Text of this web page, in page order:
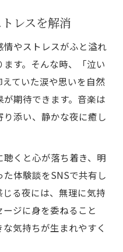
レスを解消
やストレスがふと溢れ
す。そんな時、「泣い
ていた涙や思いを自然
期待できます。音楽は
添い、静かな夜に癒し
くと心が落ち着き、明
体験談をSNSで共有し
る夜には、無理に気持
ジに身を委ねること
気持ちが生まれやすく